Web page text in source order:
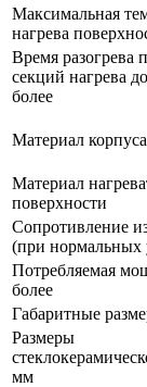
Максимальная
нагрева
Время разогрева
секций нагрева
более
Материал
Материал
поверхности
Сопротивление
(при
Потребляемая
более
Габаритные
Размеры
мм